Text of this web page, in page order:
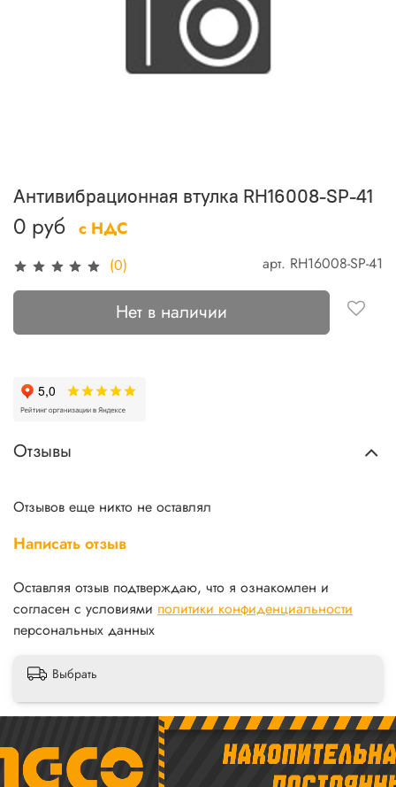
(0) арт. RH16008-SP-41
Антивибрационная втулка RH16008-SP-41
0 руб с НДС
Нет в наличии
Отзывы
Отзывов еще никто не оставлял
Написать отзыв
Оставляя отзыв подтверждаю, что я ознакомлен и
согласен с условиями политики конфиденциальности
персональных данных
Выбрать